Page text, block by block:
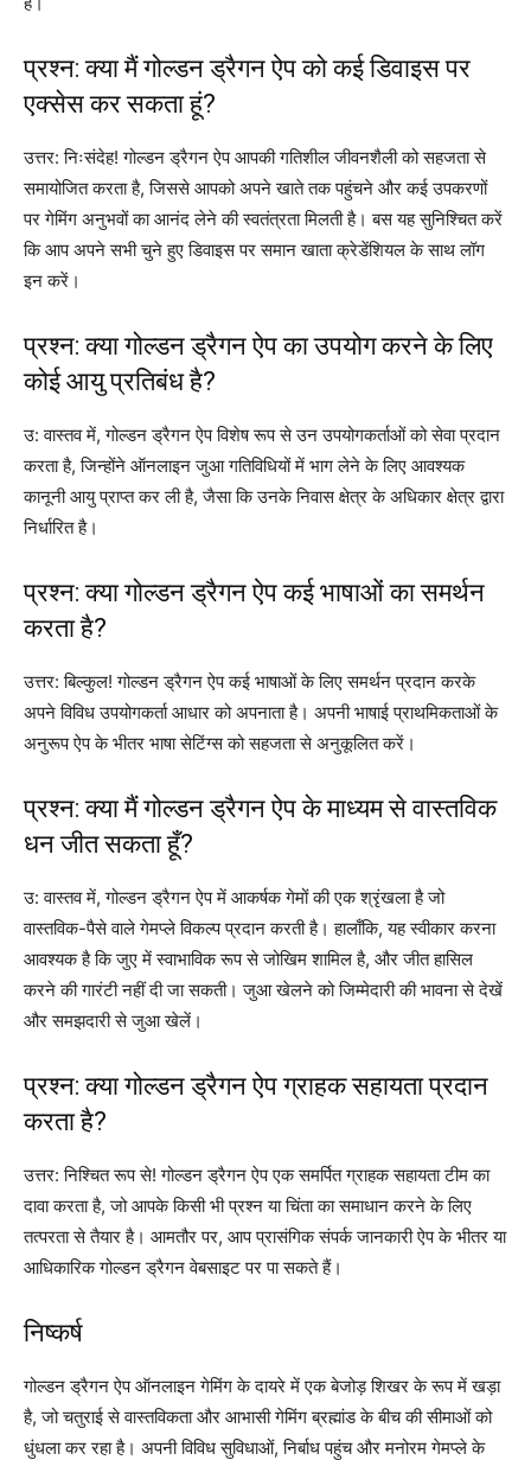
प्रश्न: क्या मैं गोल्डन ड्रैगन ऐप को कई डिवाइस पर
एक्सेस कर सकता हूं?
उत्तर: निःसंदेह! गोल्डन ड्रैगन ऐप आपकी गतिशील जीवनशैली को सहजता से
समायोजित करता है, जिससे आपको अपने खाते तक पहुंचने और कई उपकरणों
पर गेमिंग अनुभवों का आनंद लेने की स्वतंत्रता मिलती है। बस यह सुनिश्चित करें
कि आप अपने सभी चुने हुए डिवाइस पर समान खाता क्रेडेंशियल के साथ लॉग
इन करें।
प्रश्न: क्या गोल्डन ड्रैगन ऐप का उपयोग करने के लिए
कोई आयु प्रतिबंध है?
उ: वास्तव में, गोल्डन ड्रैगन ऐप विशेष रूप से उन उपयोगकर्ताओं को सेवा प्रदान
करता है, जिन्होंने ऑनलाइन जुआ गतिविधियों में भाग लेने के लिए आवश्यक
कानूनी आयु प्राप्त कर ली है, जैसा कि उनके निवास क्षेत्र के अधिकार क्षेत्र द्वारा
निर्धारित है।
प्रश्न: क्या गोल्डन ड्रैगन ऐप कई भाषाओं का समर्थन
करता है?
उत्तर: बिल्कुल! गोल्डन ड्रैगन ऐप कई भाषाओं के लिए समर्थन प्रदान करके
अपने विविध उपयोगकर्ता आधार को अपनाता है। अपनी भाषाई प्राथमिकताओं के
अनुरूप ऐप के भीतर भाषा सेटिंग्स को सहजता से अनुकूलित करें।
प्रश्न: क्या मैं गोल्डन ड्रैगन ऐप के माध्यम से वास्तविक
धन जीत सकता हूँ?
उ: वास्तव में, गोल्डन ड्रैगन ऐप में आकर्षक गेमों की एक श्रृंखला है जो
वास्तविक-पैसे वाले गेमप्ले विकल्प प्रदान करती है। हालाँकि, यह स्वीकार करना
आवश्यक है कि जुए में स्वाभाविक रूप से जोखिम शामिल है, और जीत हासिल
करने की गारंटी नहीं दी जा सकती। जुआ खेलने को जिम्मेदारी की भावना से देखें
और समझदारी से जुआ खेलें।
प्रश्न: क्या गोल्डन ड्रैगन ऐप ग्राहक सहायता प्रदान
करता है?
उत्तर: निश्चित रूप से! गोल्डन ड्रैगन ऐप एक समर्पित ग्राहक सहायता टीम का
दावा करता है, जो आपके किसी भी प्रश्न या चिंता का समाधान करने के लिए
तत्परता से तैयार है। आमतौर पर, आप प्रासंगिक संपर्क जानकारी ऐप के भीतर या
आधिकारिक गोल्डन ड्रैगन वेबसाइट पर पा सकते हैं।
निष्कर्ष
गोल्डन ड्रैगन ऐप ऑनलाइन गेमिंग के दायरे में एक बेजोड़ शिखर के रूप में खड़ा
है, जो चतुराई से वास्तविकता और आभासी गेमिंग ब्रह्मांड के बीच की सीमाओं को
धुंधला कर रहा है। अपनी विविध सुविधाओं, निर्बाध पहुंच और मनोरम गेमप्ले के